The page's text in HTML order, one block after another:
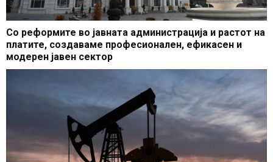
Со реформите во јавната администрација и растот на
платите, создаваме професионален, ефикасен и
модерен јавен сектор